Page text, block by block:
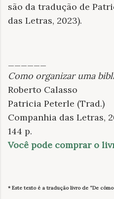
são da tradução de
das Letras, 2023).
Como organizar uma
Roberto Calasso
Patricia Peterle (Trad.)
Companhia das Letras,
144 p.
Você pode comprar o
* Este texto é a tradução livro de “De